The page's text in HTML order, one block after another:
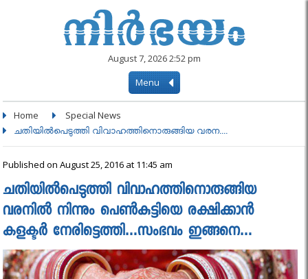
August 7, 2026 2:52 pm
Menu
Home Special News
ചതിയില്‍പെടുത്തി വിവാഹത്തിനൊരുങ്ങിയ വരന....
Published on August 25, 2016 at 11:45 am
ചതിയില്‍പെടുത്തി വിവാഹത്തിനൊരുങ്ങിയ
വരനില്‍ നിന്നും പെണ്‍കുട്ടിയെ രക്ഷിക്കാന്‍
കളക്ടര്‍ നേരിട്ടെത്തി…സംഭവം ഇങ്ങനെ…